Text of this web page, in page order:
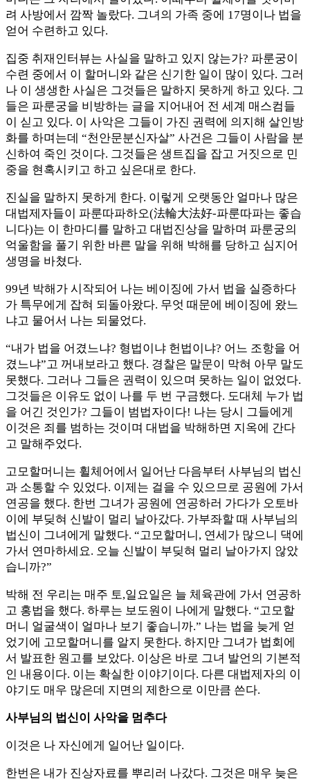
려 사방에서 깜짝 놀랐다. 그녀의 가족 중에 17명이나 법을
얻어 수련하고 있다.
집중 취재인터뷰는 사실을 말하고 있지 않는가? 파룬궁이
수련 중에서 이 할머니와 같은 신기한 일이 많이 있다. 그러
나 이 생생한 사실은 그것들은 말하지 못하게 하고 있다. 그
들은 파룬궁을 비방하는 글을 지어내어 전 세계 매스컴들
이 싣고 있다. 이 사악은 그들이 가진 권력에 의지해 살인방
화를 하며는데 “천안문분신자살” 사건은 그들이 사람을 분
신하여 죽인 것이다. 그것들은 생트집을 잡고 거짓으로 민
중을 현혹시키고 하고 싶은대로 한다.
진실을 말하지 못하게 한다. 이렇게 오랫동안 얼마나 많은
대법제자들이 파룬따파하오(法輪大法好-파룬따파는 좋습
니다)는 이 한마디를 말하고 대법진상을 말하며 파룬궁의
억울함을 풀기 위한 바른 말을 위해 박해를 당하고 심지어
생명을 바쳤다.
99년 박해가 시작되어 나는 베이징에 가서 법을 실증하다
가 특무에게 잡혀 되돌아왔다. 무엇 때문에 베이징에 왔느
냐고 물어서 나는 되물었다.
“내가 법을 어겼느냐? 형법이냐 헌법이냐? 어느 조항을 어
겼느냐”고 꺼내보라고 했다. 경찰은 말문이 막혀 아무 말도
못했다. 그러나 그들은 권력이 있으며 못하는 일이 없었다.
그것들은 이유도 없이 나를 두 번 구금했다. 도대체 누가 법
을 어긴 것인가? 그들이 범법자이다! 나는 당시 그들에게
이것은 죄를 범하는 것이며 대법을 박해하면 지옥에 간다
고 말해주었다.
고모할머니는 휠체어에서 일어난 다음부터 사부님의 법신
과 소통할 수 있었다. 이제는 걸을 수 있으므로 공원에 가서
연공을 했다. 한번 그녀가 공원에 연공하러 가다가 오토바
이에 부딪혀 신발이 멀리 날아갔다. 가부좌할 때 사부님의
법신이 그녀에게 말했다. “고모할머니, 연세가 많으니 댁에
가서 연마하세요. 오늘 신발이 부딪혀 멀리 날아가지 않았
습니까?”
박해 전 우리는 매주 토,일요일은 늘 체육관에 가서 연공하
고 홍법을 했다. 하루는 보도원이 나에게 말했다. “고모할
머니 얼굴색이 얼마나 보기 좋습니까.” 나는 법을 늦게 얻
었기에 고모할머니를 알지 못한다. 하지만 그녀가 법회에
서 발표한 원고를 보았다. 이상은 바로 그녀 발언의 기본적
인 내용이다. 이는 확실한 이야기이다. 다른 대법제자의 이
야기도 매우 많은데 지면의 제한으로 이만큼 쓴다.
사부님의 법신이 사악을 멈추다
이것은 나 자신에게 일어난 일이다.
한번은 내가 진상자료를 뿌리러 나갔다. 그것은 매우 늦은